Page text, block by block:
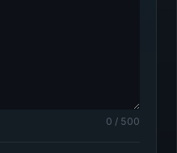
0 / 500